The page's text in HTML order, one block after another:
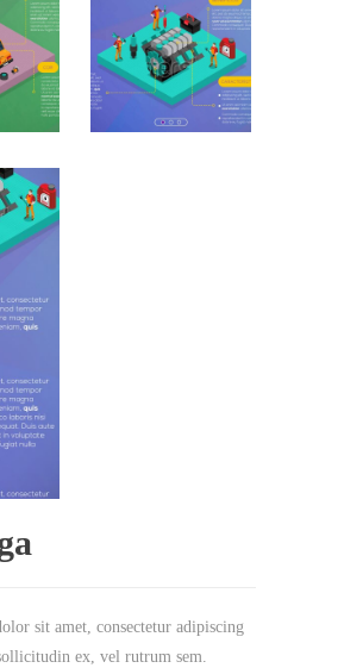
sit amet, consectetur adipiscing
ex, vel rutrum sem.